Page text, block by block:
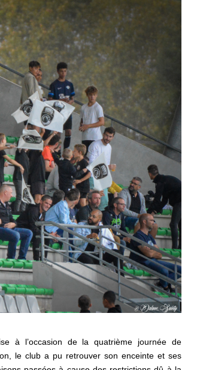
à l’occasion de la quatrième journée de
le club a pu retrouver son enceinte et ses